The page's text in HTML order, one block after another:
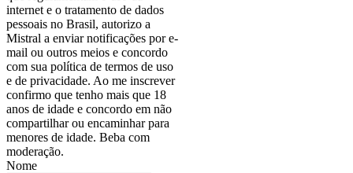
internet e o tratamento de dados
pessoais no Brasil, autorizo a
Mistral a enviar notificações por e-
mail ou outros meios e concordo
com sua política de termos de uso
e de privacidade. Ao me inscrever
confirmo que tenho mais que 18
anos de idade e concordo em não
compartilhar ou encaminhar para
menores de idade. Beba com
moderação.
Nome